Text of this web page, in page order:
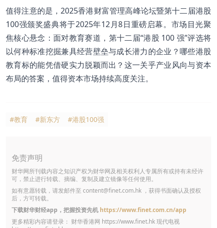
值得注意的是，2025香港财富管理高峰论坛暨第十二届港股
100强颁奖盛典将于2025年12月8日重磅启幕。市场目光聚
焦核心悬念：面对教育赛道，第十二届“港股 100 强”评选将
以何种标准挖掘兼具经营壁垒与成长潜力的企业？哪些港股
教育标的能凭借硬实力脱颖而出？这一关乎产业风向与资本
布局的答案，值得资本市场持续高度关注。
#教育 #新东方 #港股100强
免责声明
财华网所刊载内容之知识产权为财华网及相关权利人专属所有或持有未经许
可，禁止进行转载、摘编、复制及建立镜像等任何使用。
如有意愿转载，请发邮件至 content@finet.com.hk ，获得书面确认及授权
后，方可转载。
下载财华财经app，把握投资先机 https://www.finet.com.cn/app
更多精彩内容请登录： 财华香港网 https://www.finet.hk现代电视